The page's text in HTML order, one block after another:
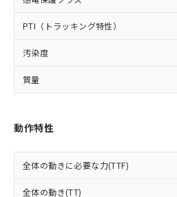
PTI（トラッキング特性）
汚染度
質量
動作特性
全体の動きに必要な力(TTF)
全体の動き(TT)
事前の承諾なく第
示しないようお願い
マイパーツ機能（
ビス）をご利用い
メンバーズにご登録
引・商談に必要な範
をご了承ください。
※当社の共同利用者と
部品在庫の切り替え状況
月が前後することがありま
とができます。
「ｅ」：有害物質（10物
準値以下であることを示し
「10」：通常の使用状況
質が外部に漏えいし、環
及ぼさない年数を意味し
「－」：未確認です。当
い合わせください。
場合は、上記1、2
該第三者に通知しま
販売先および販売
法に輸出するおそ
り引きをいたしませ
受注生産機種、
情報を公開して